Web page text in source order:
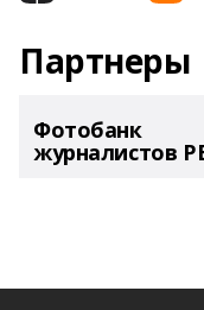
Партнеры
Фотобанк
журналистов